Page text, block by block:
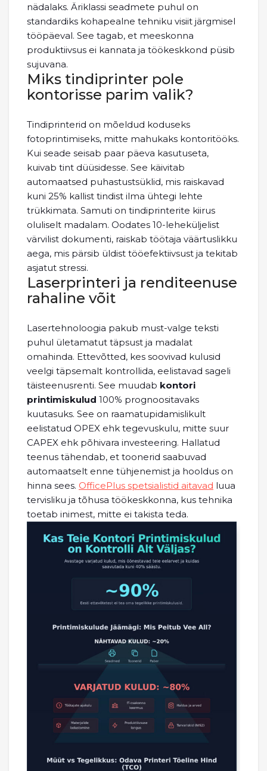
nädalaks. Äriklassi seadmete puhul on
standardiks kohapealne tehniku visiit järgmisel
tööpäeval. See tagab, et meeskonna
produktiivsus ei kannata ja töökeskkond püsib
sujuvana.
Miks tindiprinter pole
kontorisse parim valik?
Tindiprinterid on mõeldud koduseks
fotoprintimiseks, mitte mahukaks kontoritööks.
Kui seade seisab paar päeva kasutuseta,
kuivab tint düüsidesse. See käivitab
automaatsed puhastustsüklid, mis raiskavad
kuni 25% kallist tindist ilma ühtegi lehte
trükkimata. Samuti on tindiprinterite kiirus
oluliselt madalam. Oodates 10-leheküljelist
värvilist dokumenti, raiskab töötaja väärtuslikku
aega, mis pärsib üldist tööefektiivsust ja tekitab
asjatut stressi.
Laserprinteri ja renditeenuse
rahaline võit
Lasertehnoloogia pakub must-valge teksti
puhul ületamatut täpsust ja madalat
omahinda. Ettevõtted, kes soovivad kulusid
veelgi täpsemalt kontrollida, eelistavad sageli
täisteenusrenti. See muudab kontori
printimiskulud 100% prognoositavaks
kuutasuks. See on raamatupidamislikult
eelistatud OPEX ehk tegevuskulu, mitte suur
CAPEX ehk põhivara investeering. Hallatud
teenus tähendab, et toonerid saabuvad
automaatselt enne tühjenemist ja hooldus on
hinna sees. OfficePlus spetsialistid aitavad luua
tervisliku ja tõhusa töökeskkonna, kus tehnika
toetab inimest, mitte ei takista teda.